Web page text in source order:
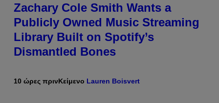
Zachary Cole Smith Wants a
Publicly Owned Music Streaming
Library Built on Spotify’s
Dismantled Bones
10 ώρες πρινΚείμενο Lauren Boisvert